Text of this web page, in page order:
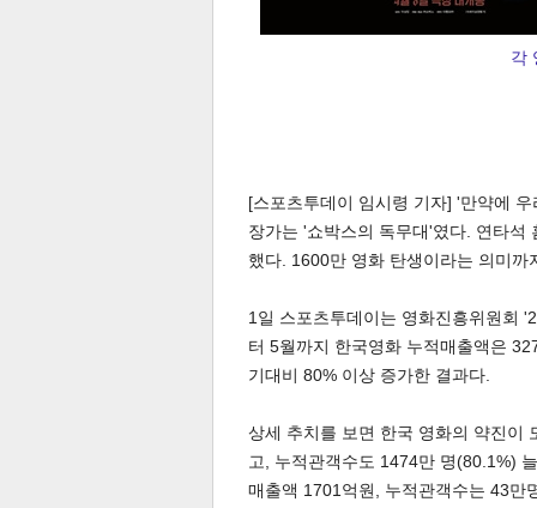
인
각
[스포츠투데이 임시령 기자] '만약에
장가는 '쇼박스의 독무대'였다. 연타석
했다. 1600만 영화 탄생이라는 의미까
1일 스포츠투데이는 영화진흥위원회
터 5월까지 한국영화 누적매출액은
기대비 80% 이상 증가한 결과다.
상세 추치를 보면 한국 영화의 약진이
고, 누적관객수도 1474만 명(80.1%)
매출액 1701억원, 누적관객수는 43만